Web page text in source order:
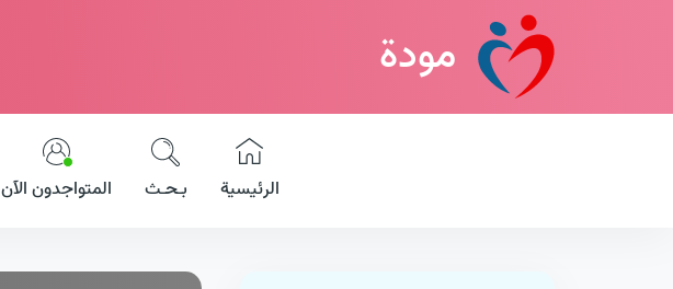
مودة
الرئيسية بـحـث المتواجدون الآن